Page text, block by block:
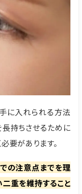
に入れられる方法
長持ちさせるために
要があります。
の注意点までを理
二重を維持すること